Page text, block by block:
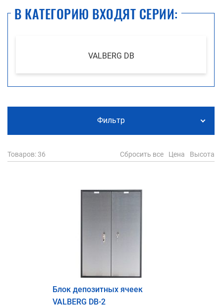
В КАТЕГОРИЮ ВХОДЯТ СЕРИИ:
VALBERG DB
Фильтр
Товаров: 36 Сбросить все Цена Высота
Блок депозитных ячеек
VALBERG DB-2